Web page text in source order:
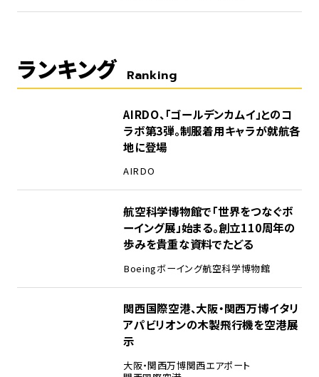
ランキング Ranking
AIRDO、「ゴールデンカムイ」とのコ
ラボ第3弾。制服着用キャラが就航各
地に登場
AIRDO
航空科学博物館で「世界をつなぐボ
ーイング展」始まる。創立110周年の
歩みを貴重な資料でたどる
Boeingボーイング航空科学博物館
関西国際空港、大阪・関西万博イタリ
アパビリオンの木製飛行機を空港展
示
大阪・関西万博関西エアポート